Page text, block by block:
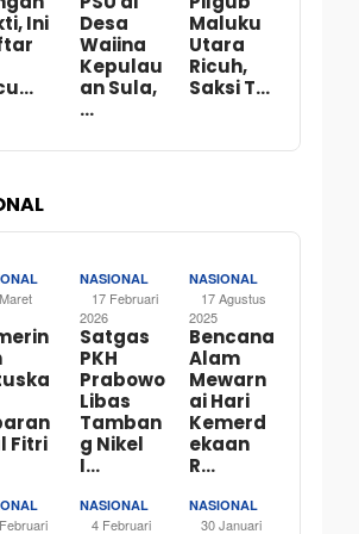
Ini
Desa
Waiina
Kepulau
an Sula,
…
Maluku
Utara
Ricuh,
Saksi T…
Fitri
NASIONAL
17 Februari
2026
Satgas
PKH
Prabowo
Libas
Tamban
g Nikel
I…
NASIONAL
17 Agustus
2025
Bencana
Alam
Mewarn
ai Hari
Kemerd
ekaan
R…
NASIONAL
4 Februari
NASIONAL
30 Januari